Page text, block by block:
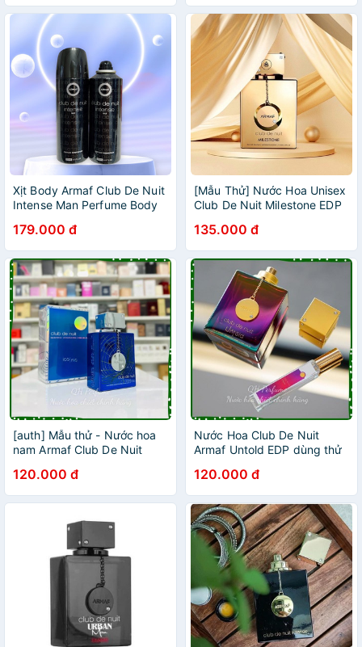
Xịt Body Armaf Club De Nuit
Intense Man Perfume Body
179.000 đ
[Mẫu Thử] Nước Hoa Unisex
Club De Nuit Milestone EDP
135.000 đ
[auth] Mẫu thử - Nước hoa
nam Armaf Club De Nuit
120.000 đ
Nước Hoa Club De Nuit
Armaf Untold EDP dùng thử
120.000 đ